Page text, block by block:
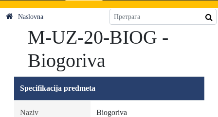
Naslovna
M-UZ-20-BIOG -
Biogoriva
Specifikacija predmeta
Naziv Biogoriva